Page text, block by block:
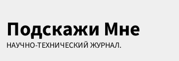
содержимому
Подскажи Мне
НАУЧНО-ТЕХНИЧЕСКИЙ ЖУРНАЛ.